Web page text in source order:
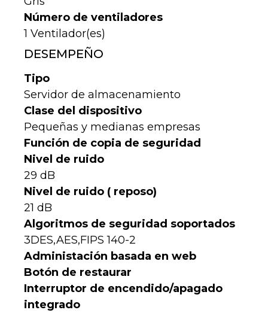
Número de ventiladores
1 Ventilador(es)
DESEMPEÑO
Tipo
Servidor de almacenamiento
Clase del dispositivo
Pequeñas y medianas empresas
Función de copia de seguridad
Nivel de ruido
29 dB
Nivel de ruido ( reposo)
21 dB
Algoritmos de seguridad soportados
3DES,AES,FIPS 140-2
Administación basada en web
Botón de restaurar
Interruptor de encendido/apagado
integrado